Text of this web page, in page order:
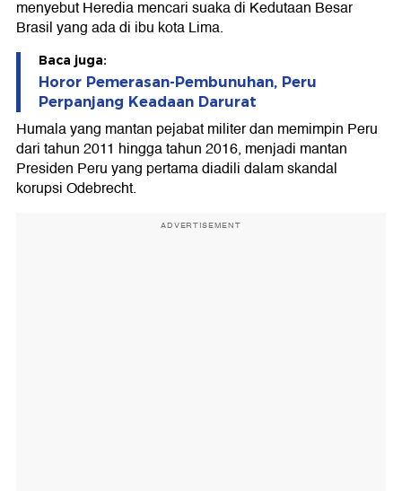
menyebut Heredia mencari suaka di Kedutaan Besar
Brasil yang ada di ibu kota Lima.
Baca juga:
Horor Pemerasan-Pembunuhan, Peru
Perpanjang Keadaan Darurat
Humala yang mantan pejabat militer dan memimpin Peru
dari tahun 2011 hingga tahun 2016, menjadi mantan
Presiden Peru yang pertama diadili dalam skandal
korupsi Odebrecht.
ADVERTISEMENT